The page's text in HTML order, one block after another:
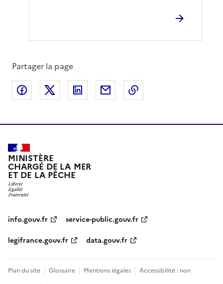
Partager la page
Partager sur Facebook
Partager sur XPartager sur LinkedIn
Partager par email
MINISTÈRE
CHARGÉ DE LA MER
ET DE LA PÊCHE
info.gouv.fr
service-public.gouv.fr
legifrance.gouv.fr
data.gouv.fr
Plan du site Glossaire Mentions légales
Accessibilité : non